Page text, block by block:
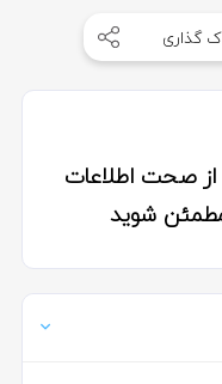
گذاری
از صحت اطلاعات
شوید